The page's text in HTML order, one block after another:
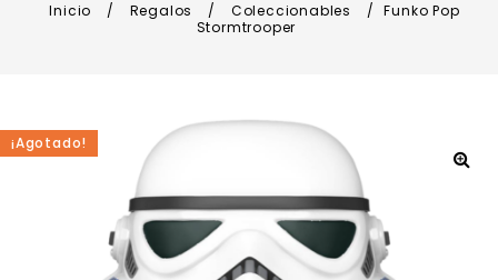
Inicio / Regalos / Coleccionables /
Funko Pop
Stormtrooper
¡Agotado!